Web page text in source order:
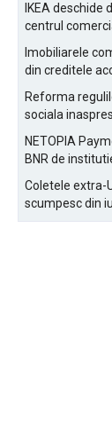
IKEA deschide
centrul
Imobiliarele
din creditele
Reforma
sociala
NETOPIA
BNR de
Coletele extra-
scumpesc din
pe articol,